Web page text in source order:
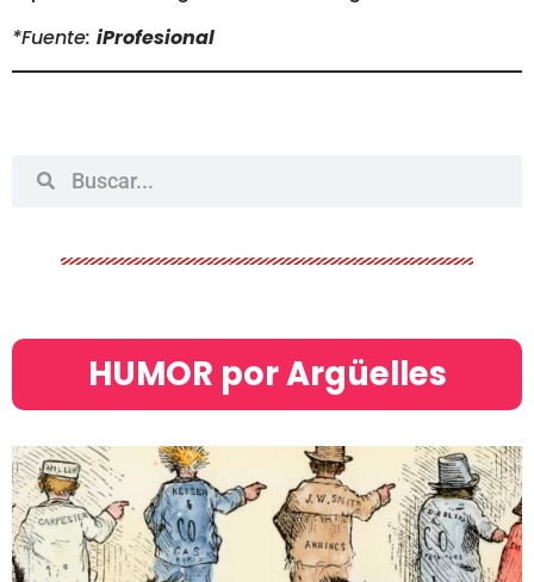
*Fuente: iProfesional
HUMOR por Argüelles​